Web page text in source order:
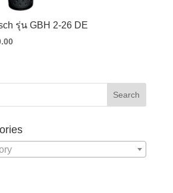
รุ่น GBH 2-26 DE
Current
฿6,350.00.